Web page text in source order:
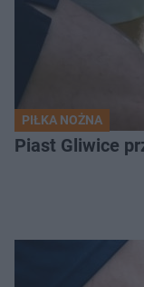
PIŁKA NOŻNA
Piast Gliwice